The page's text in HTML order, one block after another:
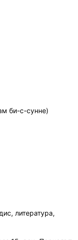
би-с-сунне)
литература,